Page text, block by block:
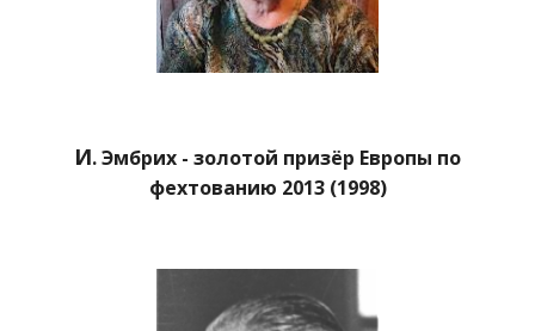
И. Эмбрих - золотой призёр Европы по
фехтованию 2013 (1998)